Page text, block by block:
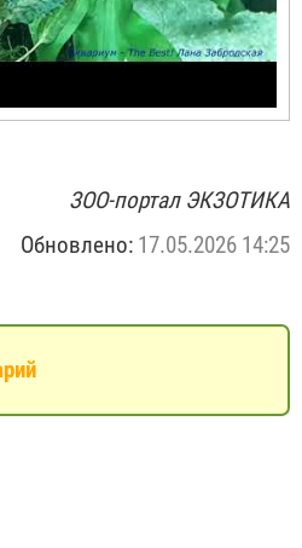
ЗОО-портал ЭКЗОТИКА
Обновлено: 17.05.2026 14:25